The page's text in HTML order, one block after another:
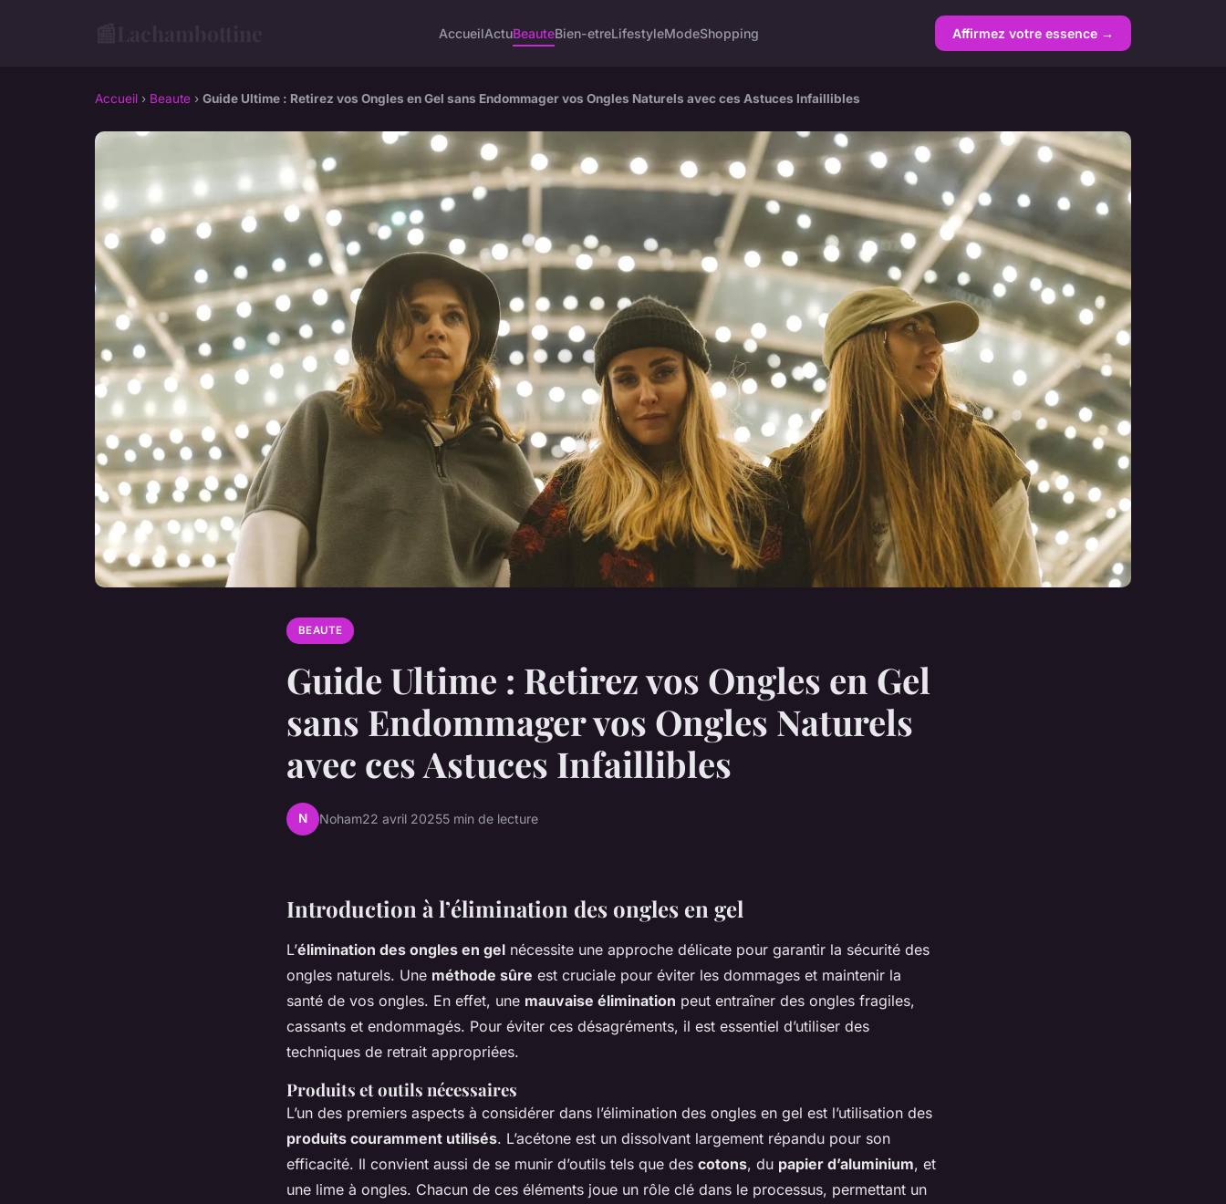
AccueilActuBeauteBien-etreLifestyleModeShopping Affirmez votre essence →
Accueil › Beaute › Guide Ultime : Retirez vos Ongles en Gel sans Endommager vos Ongles Naturels avec ces Astuces Infaillibles
BEAUTE
Guide Ultime : Retirez vos Ongles en Gel
sans Endommager vos Ongles Naturels
avec ces Astuces Infaillibles
N Noham22 avril 20255 min de lecture
Introduction à l’élimination des ongles en gel
L’élimination des ongles en gel nécessite une approche délicate pour garantir la sécurité des
ongles naturels. Une méthode sûre est cruciale pour éviter les dommages et maintenir la
santé de vos ongles. En effet, une mauvaise élimination peut entraîner des ongles fragiles,
cassants et endommagés. Pour éviter ces désagréments, il est essentiel d’utiliser des
techniques de retrait appropriées.
Produits et outils nécessaires
L’un des premiers aspects à considérer dans l’élimination des ongles en gel est l’utilisation des
produits couramment utilisés. L’acétone est un dissolvant largement répandu pour son
efficacité. Il convient aussi de se munir d’outils tels que des cotons, du papier d’aluminium, et
une lime à ongles. Chacun de ces éléments joue un rôle clé dans le processus, permettant un